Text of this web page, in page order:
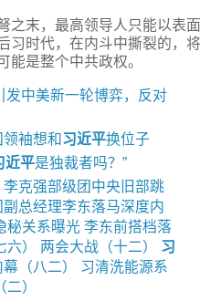
之末，最高领导人只能以表面
习时代，在内斗中撕裂的，将
能是整个中共政权。
发中美新一轮博弈，反对
袖想和 习近平换位子
近平是独裁者吗？”
李克强部级团中央旧部跳
总经理李东落马深度内
秘关系曝光 李东前搭档落
六） 两会大战（十二） 习
（八二） 习清洗能源系
）